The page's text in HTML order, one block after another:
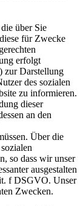
über Sie
für Zwecke
erfolgt
zur Darstellung
des sozialen
zu informieren.
dieser
an den
Über die
so dass wir unser
ausgestalten
f DSGVO. Unser
Zwecken.